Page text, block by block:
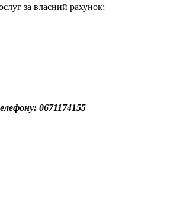
за власний рахунок;
0671174155